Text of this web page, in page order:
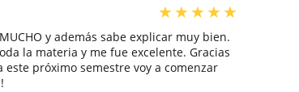
★★★★★
y además sabe explicar muy bien.
la materia y me fue excelente. Gracias
próximo semestre voy a comenzar